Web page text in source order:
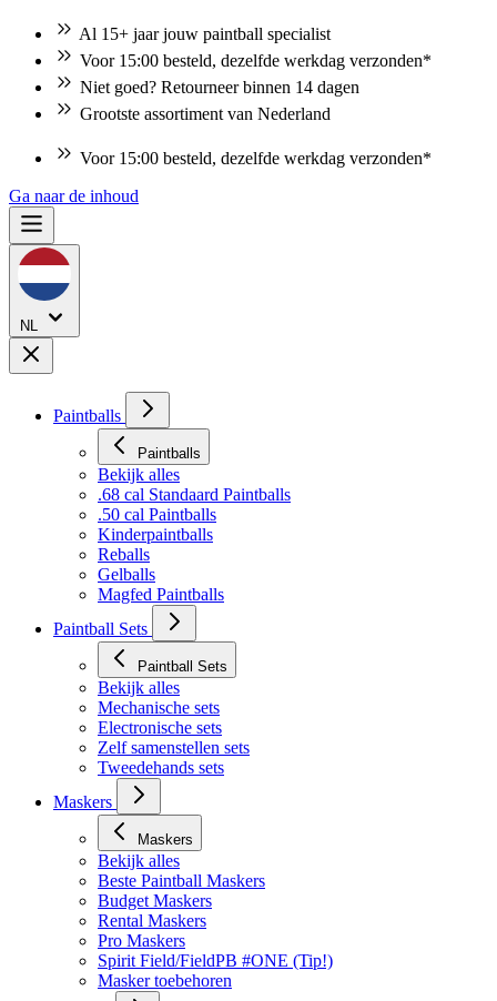
Al 15+ jaar jouw paintball specialist
Voor 15:00 besteld, dezelfde werkdag verzonden*
Niet goed? Retourneer binnen 14 dagen
Grootste assortiment van Nederland
Voor 15:00 besteld, dezelfde werkdag verzonden*
Ga naar de inhoud
NL
Paintballs
Paintballs
Bekijk alles
.68 cal Standaard Paintballs
.50 cal Paintballs
Kinderpaintballs
Reballs
Gelballs
Magfed Paintballs
Paintball Sets
Paintball Sets
Bekijk alles
Mechanische sets
Electronische sets
Zelf samenstellen sets
Tweedehands sets
Maskers
Maskers
Bekijk alles
Beste Paintball Maskers
Budget Maskers
Rental Maskers
Pro Maskers
Spirit Field/FieldPB #ONE (Tip!)